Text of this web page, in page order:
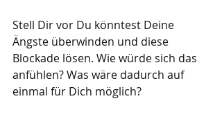
Stell Dir vor Du könntest Deine
Ängste überwinden und diese
Blockade lösen. Wie würde sich das
anfühlen? Was wäre dadurch auf
einmal für Dich möglich?